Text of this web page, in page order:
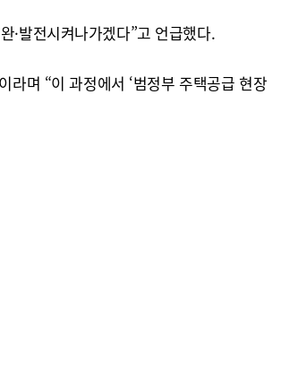
·발전시켜나가겠다”고 언급했다.
라며 “이 과정에서 ‘범정부 주택공급 현장